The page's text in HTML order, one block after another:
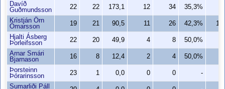
Davíð
Guðmundsson
22 22 173,1 12 34 35,3%
Kristján Örn
Ómarsson
19 21 90,5 11 26 42,3%
10
Hjalti Ásberg
Þorleifsson
22 20 49,9 4 8 50,0%
Arnar Smári
Bjarnason
16 8 12,4 2 4 50,0%
Þorsteinn
Þórarinsson
23 1 0,0 0 0 -
Sumarliði Páll